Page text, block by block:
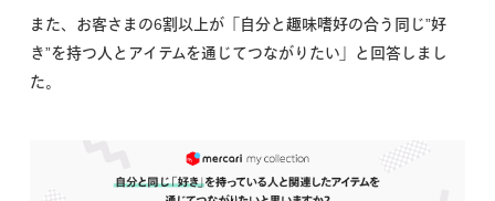
また、お客さまの6割以上が「自分と趣味嗜好の合う同じ”好
き”を持つ人とアイテムを通じてつながりたい」と回答しまし
た。